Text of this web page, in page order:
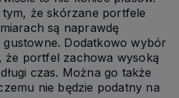
że skórzane portfele
są naprawdę
Dodatkowo wybór
że portfel zachowa wysoką
czas. Można go także
nie będzie podatny na